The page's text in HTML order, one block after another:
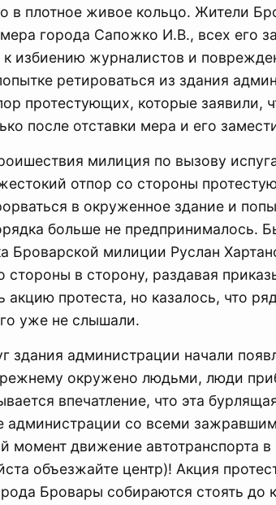
в плотное живое кольцо. Жители
города Сапожко И.В., всех его
к избиению журналистов и
ретироваться из здания
протестующих, которые заявили,
после отставки мера и его
милиция по вызову
отпор со стороны
в окруженное здание и
больше не предпринималось.
Броварской милиции Руслан
стороны в сторону, раздавая
акцию протеста, но казалось, что
уже не слышали.
здания администрации начали
окружено людьми, люди
впечатление, что эта
администрации со всеми
момент движение автотранспорта в
объезжайте центр)! Акция
Бровары собираются стоять до